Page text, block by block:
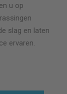
u op
slag en laten
ervaren.